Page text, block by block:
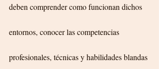
deben comprender como funcionan dichos
entornos, conocer las competencias
profesionales, técnicas y habilidades blandas